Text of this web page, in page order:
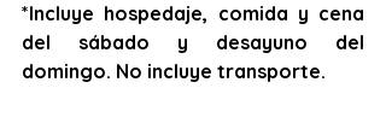
*Incluye hospedaje, comida y cena
del sábado y desayuno del
domingo. No incluye transporte.